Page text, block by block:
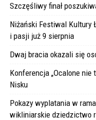
Szczęśliwy finał
Niżański Festiwal Kultury
i pasji już 9 sierpnia
Dwaj bracia okazali się
Konferencja „Ocalone
Nisku
Pokazy wyplatania w
wikliniarskie dziedzictwo